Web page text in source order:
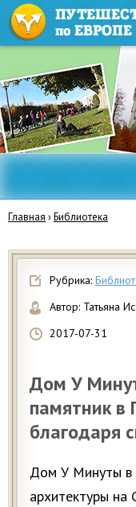
Главная ›Библиотека
Рубрика:
Автор: Татьяна
2017-07-31
Дом У
памятник в
благодаря
Дом У Минуты в
архитектуры на